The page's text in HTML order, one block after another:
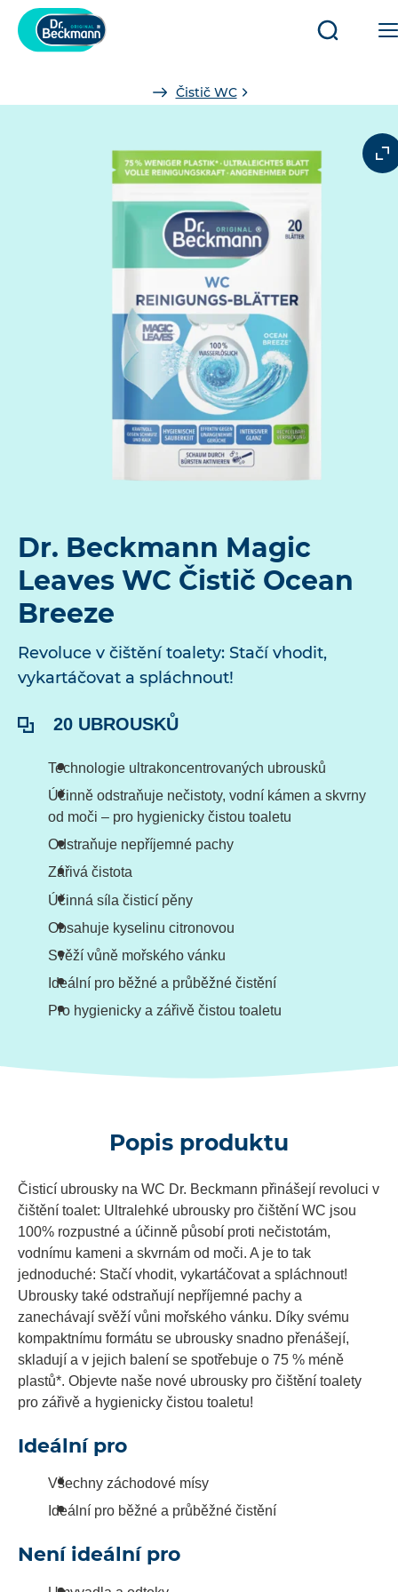
Otevřít/
Čistič WC
Dr. Beckmann Magic
Leaves WC Čistič Ocean
Breeze
Revoluce v čištění toalety: Stačí vhodit,
vykartáčovat a spláchnout!
Obsah:20 UBROUSKŮ
Technologie ultrakoncentrovaných ubrousků
Účinně odstraňuje nečistoty, vodní kámen a skvrny
od moči – pro hygienicky čistou toaletu
Odstraňuje nepříjemné pachy
Zářivá čistota
Účinná síla čisticí pěny
Obsahuje kyselinu citronovou
Svěží vůně mořského vánku
Ideální pro běžné a průběžné čistění
Pro hygienicky a zářivě čistou toaletu
Popis produktu
Čisticí ubrousky na WC Dr. Beckmann přinášejí revoluci v
čištění toalet: Ultralehké ubrousky pro čištění WC jsou
100% rozpustné a účinně působí proti nečistotám,
vodnímu kameni a skvrnám od moči. A je to tak
jednoduché: Stačí vhodit, vykartáčovat a spláchnout!
Ubrousky také odstraňují nepříjemné pachy a
zanechávají svěží vůni mořského vánku. Díky svému
kompaktnímu formátu se ubrousky snadno přenášejí,
skladují a v jejich balení se spotřebuje o 75 % méně
plastů*. Objevte naše nové ubrousky pro čištění toalety
pro zářivě a hygienicky čistou toaletu!
Ideální pro
Všechny záchodové mísy
Ideální pro běžné a průběžné čistění
Není ideální pro